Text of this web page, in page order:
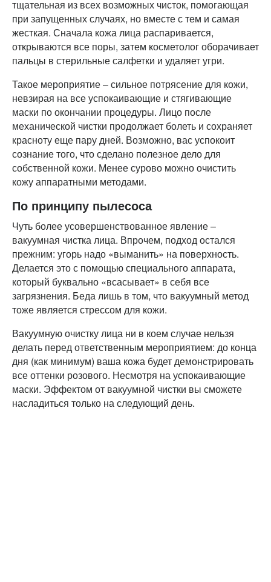
тщательная из всех возможных чисток, помогающая
при запущенных случаях, но вместе с тем и самая
жесткая. Сначала кожа лица распаривается,
открываются все поры, затем косметолог оборачивает
пальцы в стерильные салфетки и удаляет угри.
Такое мероприятие – сильное потрясение для кожи,
невзирая на все успокаивающие и стягивающие
маски по окончании процедуры. Лицо после
механической чистки продолжает болеть и сохраняет
красноту еще пару дней. Возможно, вас успокоит
сознание того, что сделано полезное дело для
собственной кожи. Менее сурово можно очистить
кожу аппаратными методами.
По принципу пылесоса
Чуть более усовершенствованное явление –
вакуумная чистка лица. Впрочем, подход остался
прежним: угорь надо «выманить» на поверхность.
Делается это с помощью специального аппарата,
который буквально «всасывает» в себя все
загрязнения. Беда лишь в том, что вакуумный метод
тоже является стрессом для кожи.
Вакуумную очистку лица ни в коем случае нельзя
делать перед ответственным мероприятием: до конца
дня (как минимум) ваша кожа будет демонстрировать
все оттенки розового. Несмотря на успокаивающие
маски. Эффектом от вакуумной чистки вы сможете
насладиться только на следующий день.